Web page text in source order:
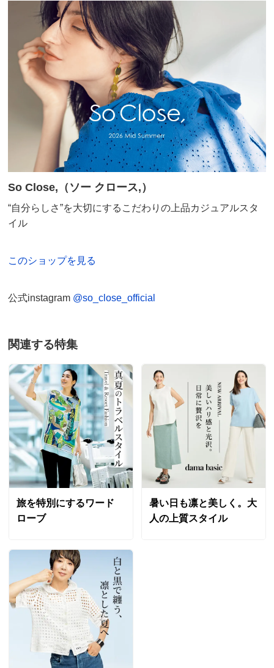
So Close,（ソー クロース,）
“自分らしさ”を大切にするこだわりの上品カジュアルスタ
イル
このショップを見る
公式instagram @so_close_official
関連する特集
旅を特別にするワード
ローブ
暑い日も凛と美しく。大
人の上質スタイル